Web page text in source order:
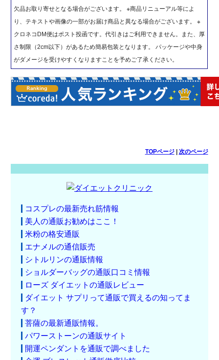
欠品お取り寄せとなる場合がございます。 ※商品リニューアル等によ
り、テキストや画像の一部がお届け商品と異なる場合がございます。 ※
クロネコDM便はポスト投函です。代引きはご利用できません。また、厚
さ制限（2cm以下）があるため簡易包装となります。 パッケージや中身
がダメージを受けやすくなりますことを予めご了承ください。
TOPページ| 次のページ
コスプレの最新売れ筋情報
美人の通販お勧めはここ！
米粉の格安通販
エナメルの通信販売
シトルリンの通販情報
ショルダーバッグの通販口コミ情報
ローズ ダイエットの通販レビュー
ダイエット サプリって通販で買えるの知ってま
す？
菩薩の最新通販情報。
パワーストーンの通販サイト
開運ペンダントを通販で調べました